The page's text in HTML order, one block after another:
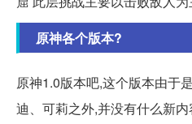
原神各个版本?
原神1.0版本吧,这个版本由于
迪、可莉之外,并没有什么新